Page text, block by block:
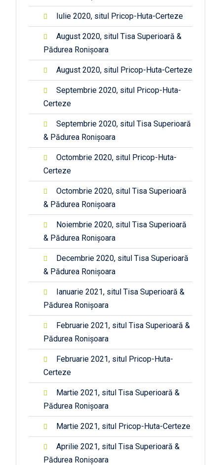
Iulie 2020, situl Pricop-Huta-Certeze
August 2020, situl Tisa Superioară &
Pădurea Ronișoara
August 2020, situl Pricop-Huta-Certeze
Septembrie 2020, situl Pricop-Huta-
Certeze
Septembrie 2020, situl Tisa Superioară
& Pădurea Ronișoara
Octombrie 2020, situl Pricop-Huta-
Certeze
Octombrie 2020, situl Tisa Superioară
& Pădurea Ronișoara
Noiembrie 2020, situl Tisa Superioară
& Pădurea Ronișoara
Decembrie 2020, situl Tisa Superioară
& Pădurea Ronișoara
Ianuarie 2021, situl Tisa Superioară &
Pădurea Ronișoara
Februarie 2021, situl Tisa Superioară &
Pădurea Ronișoara
Februarie 2021, situl Pricop-Huta-
Certeze
Martie 2021, situl Tisa Superioară &
Pădurea Ronișoara
Martie 2021, situl Pricop-Huta-Certeze
Aprilie 2021, situl Tisa Superioară &
Pădurea Ronișoara